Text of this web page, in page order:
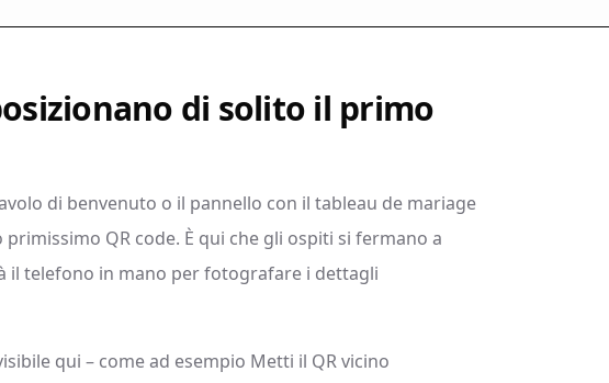
di solito il primo
di benvenuto o il pannello con il tableau de mariage
QR code. È qui che gli ospiti si fermano a
il telefono in mano per fotografare i dettagli
qui – come ad esempio Metti il QR vicino